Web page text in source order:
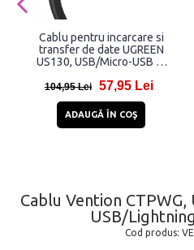
Cablu pentru incarcare si
transfer de date UGREEN
US130, USB/Micro-USB B,
104,95 Lei 57,95 Lei
ADAUGĂ ÎN COŞ
Cablu Vention
USB/
Cod produs: